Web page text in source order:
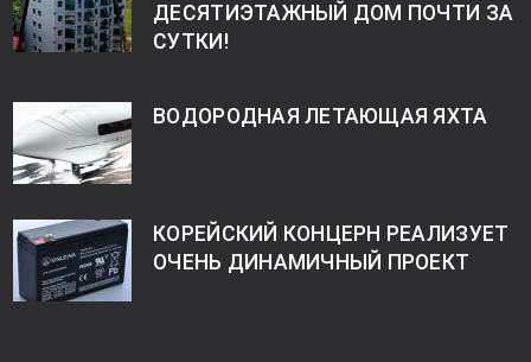
ДЕСЯТИЭТАЖНЫЙ ДОМ ПОЧТИ ЗА
СУТКИ!
ВОДОРОДНАЯ ЛЕТАЮЩАЯ ЯХТА
КОРЕЙСКИЙ КОНЦЕРН РЕАЛИЗУЕТ
ОЧЕНЬ ДИНАМИЧНЫЙ ПРОЕКТ